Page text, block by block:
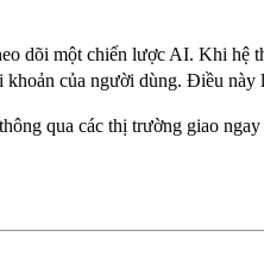
dõi một chiến lược AI. Khi hệ
khoản của người dùng. Điều
qua các thị trường giao